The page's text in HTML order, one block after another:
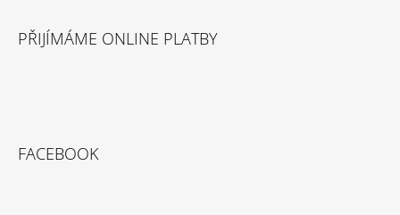
PŘIJÍMÁME ONLINE PLATBY
FACEBOOK